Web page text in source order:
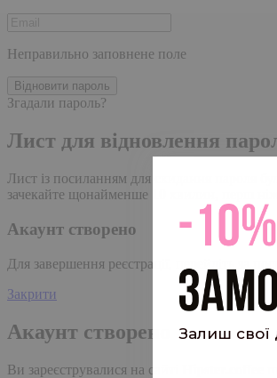
Неправильно заповнене поле
Відновити пароль
Згадали пароль?
Лист для відновлення
Лист із посиланням для скидання пароля
зачекайте щонайменше 10 хвилин, перш ніж
Акаунт створено
Для завершення реєстрації, перейдіть за
Закрити
Акаунт створено
Ви зареєструвалися на сайті
Залиш свої